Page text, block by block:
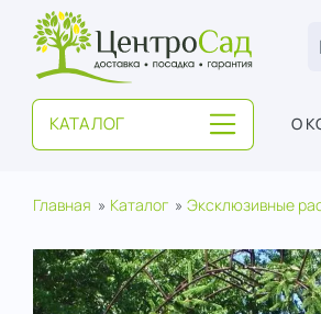
ЦентроСад
КАТАЛОГ О
Главная Каталог Эксклюзивные